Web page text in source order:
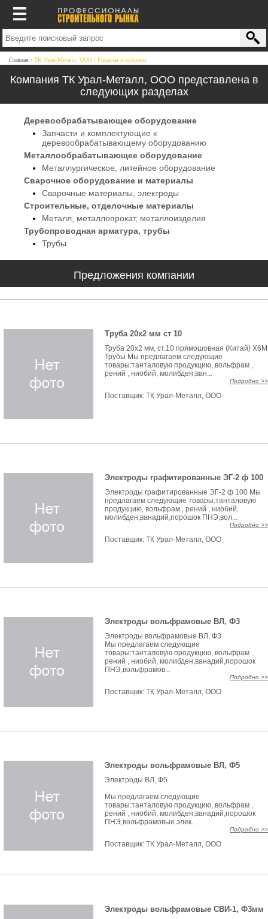
Главная ТК Урал-Металл, ООО Разделы и рубрики
Компания ТК Урал-Металл, ООО представлена в
следующих разделах
Деревообрабатывающее оборудование
Запчасти и комплектующие к
деревообрабатывающему оборудованию
Металлообрабатывающее оборудование
Металлургическое, литейное оборудование
Сварочное оборудование и материалы
Сварочные материалы, электроды
Строительные, отделочные материалы
Металл, металлопрокат, металлоизделия
Трубопроводная арматура, трубы
Трубы
Предложения компании
Труба 20х2 мм ст 10
Труба 20х2 мм, ст.10 прямошовная (Китай) Х6М
Трубы Мы предлагаем следующие
товары:танталовую продукцию, вольфрам ,
рений , ниобий, молибден,ван...
Подробно >>
Поставщик: ТК Урал-Металл, ООО
Электроды графитированные ЭГ-2 ф 100
Электроды графитированные ЭГ-2 ф 100 Мы
предлагаем следующие товары:танталовую
продукцию, вольфрам , рений , ниобий,
молибден,ванадий,порошок ПНЭ,вол...
Подробно >>
Поставщик: ТК Урал-Металл, ООО
Электроды вольфрамовые ВЛ, Ф3
Электроды вольфрамовые ВЛ, Ф3
Мы предлагаем следующие
товары:танталовую продукцию, вольфрам ,
рений , ниобий, молибден,ванадий,порошок
ПНЭ,вольфрамов...
Подробно >>
Поставщик: ТК Урал-Металл, ООО
Электроды вольфрамовые ВЛ, Ф5
Электроды ВЛ, Ф5
Мы предлагаем следующие
товары:танталовую продукцию, вольфрам ,
рений , ниобий, молибден,ванадий,порошок
ПНЭ,вольфрамовые элек...
Подробно >>
Поставщик: ТК Урал-Металл, ООО
Электроды вольфрамовые СВИ-1, Ф3мм